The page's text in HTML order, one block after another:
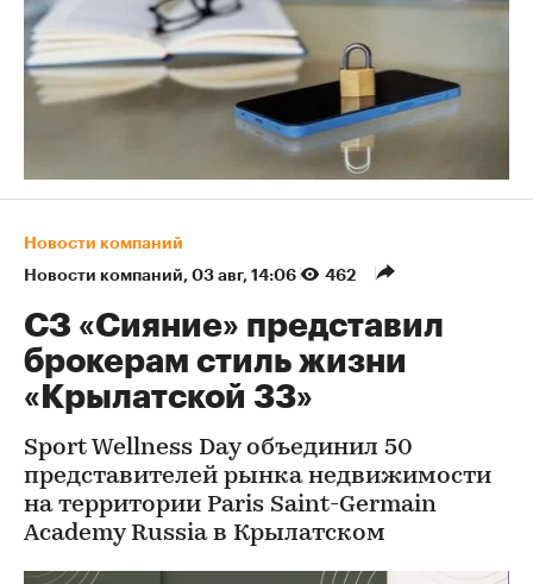
Новости компаний
Новости компаний⁠, 03 авг, 14:06 462
СЗ «Сияние» представил
брокерам стиль жизни
«Крылатской 33»
Sport Wellness Day объединил 50
представителей рынка недвижимости
на территории Paris Saint-Germain
Academy Russia в Крылатском